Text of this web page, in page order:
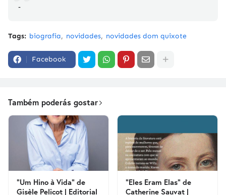
-
Tags: biografia novidades novidades dom quixote
Facebook
Também poderás gostar
"Um Hino à Vida" de
Gisèle Pelicot | Editorial
"Eles Eram Elas" de
Catherine Sauvat |